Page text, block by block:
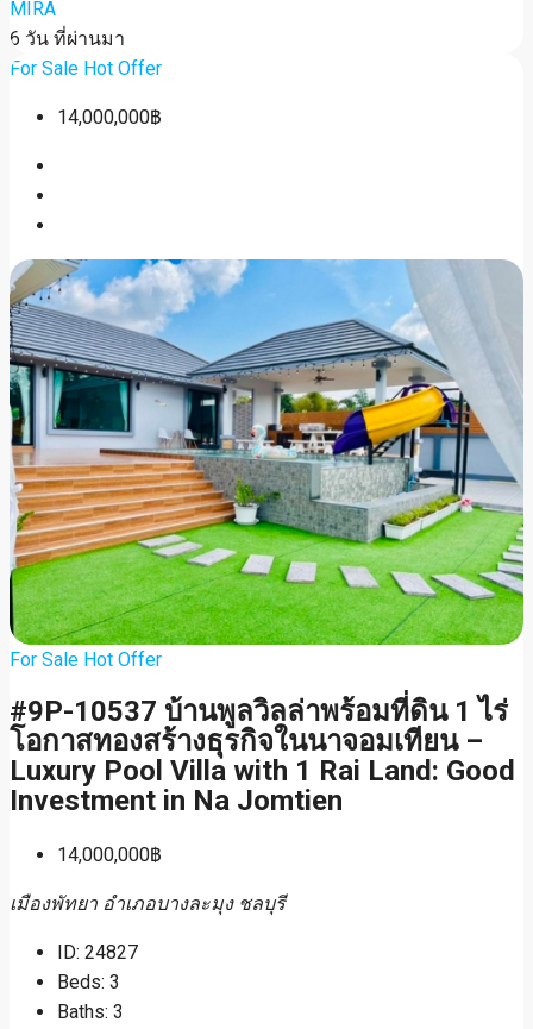
MIRA
6 วัน ที่ผ่านมา
For Sale Hot Offer
14,000,000฿
For Sale Hot Offer
#9P-10537 บ้านพูลวิลล่าพร้อมที่ดิน 1 ไร่
โอกาสทองสร้างธุรกิจในนาจอมเทียน –
Luxury Pool Villa with 1 Rai Land: Good
Investment in Na Jomtien
14,000,000฿
เมืองพัทยา อำเภอบางละมุง ชลบุรี
ID: 24827
Beds: 3
Baths: 3